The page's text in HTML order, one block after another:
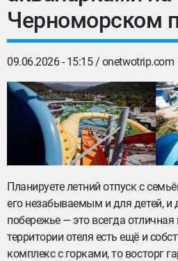
Черноморском
09.06.2026 - 15:15 / onetwotrip.com
Планируете летний отпуск с
его незабываемым и для детей, и
побережье — это всегда отличная
территории отеля есть ещё и
комплекс с горками, то восторг